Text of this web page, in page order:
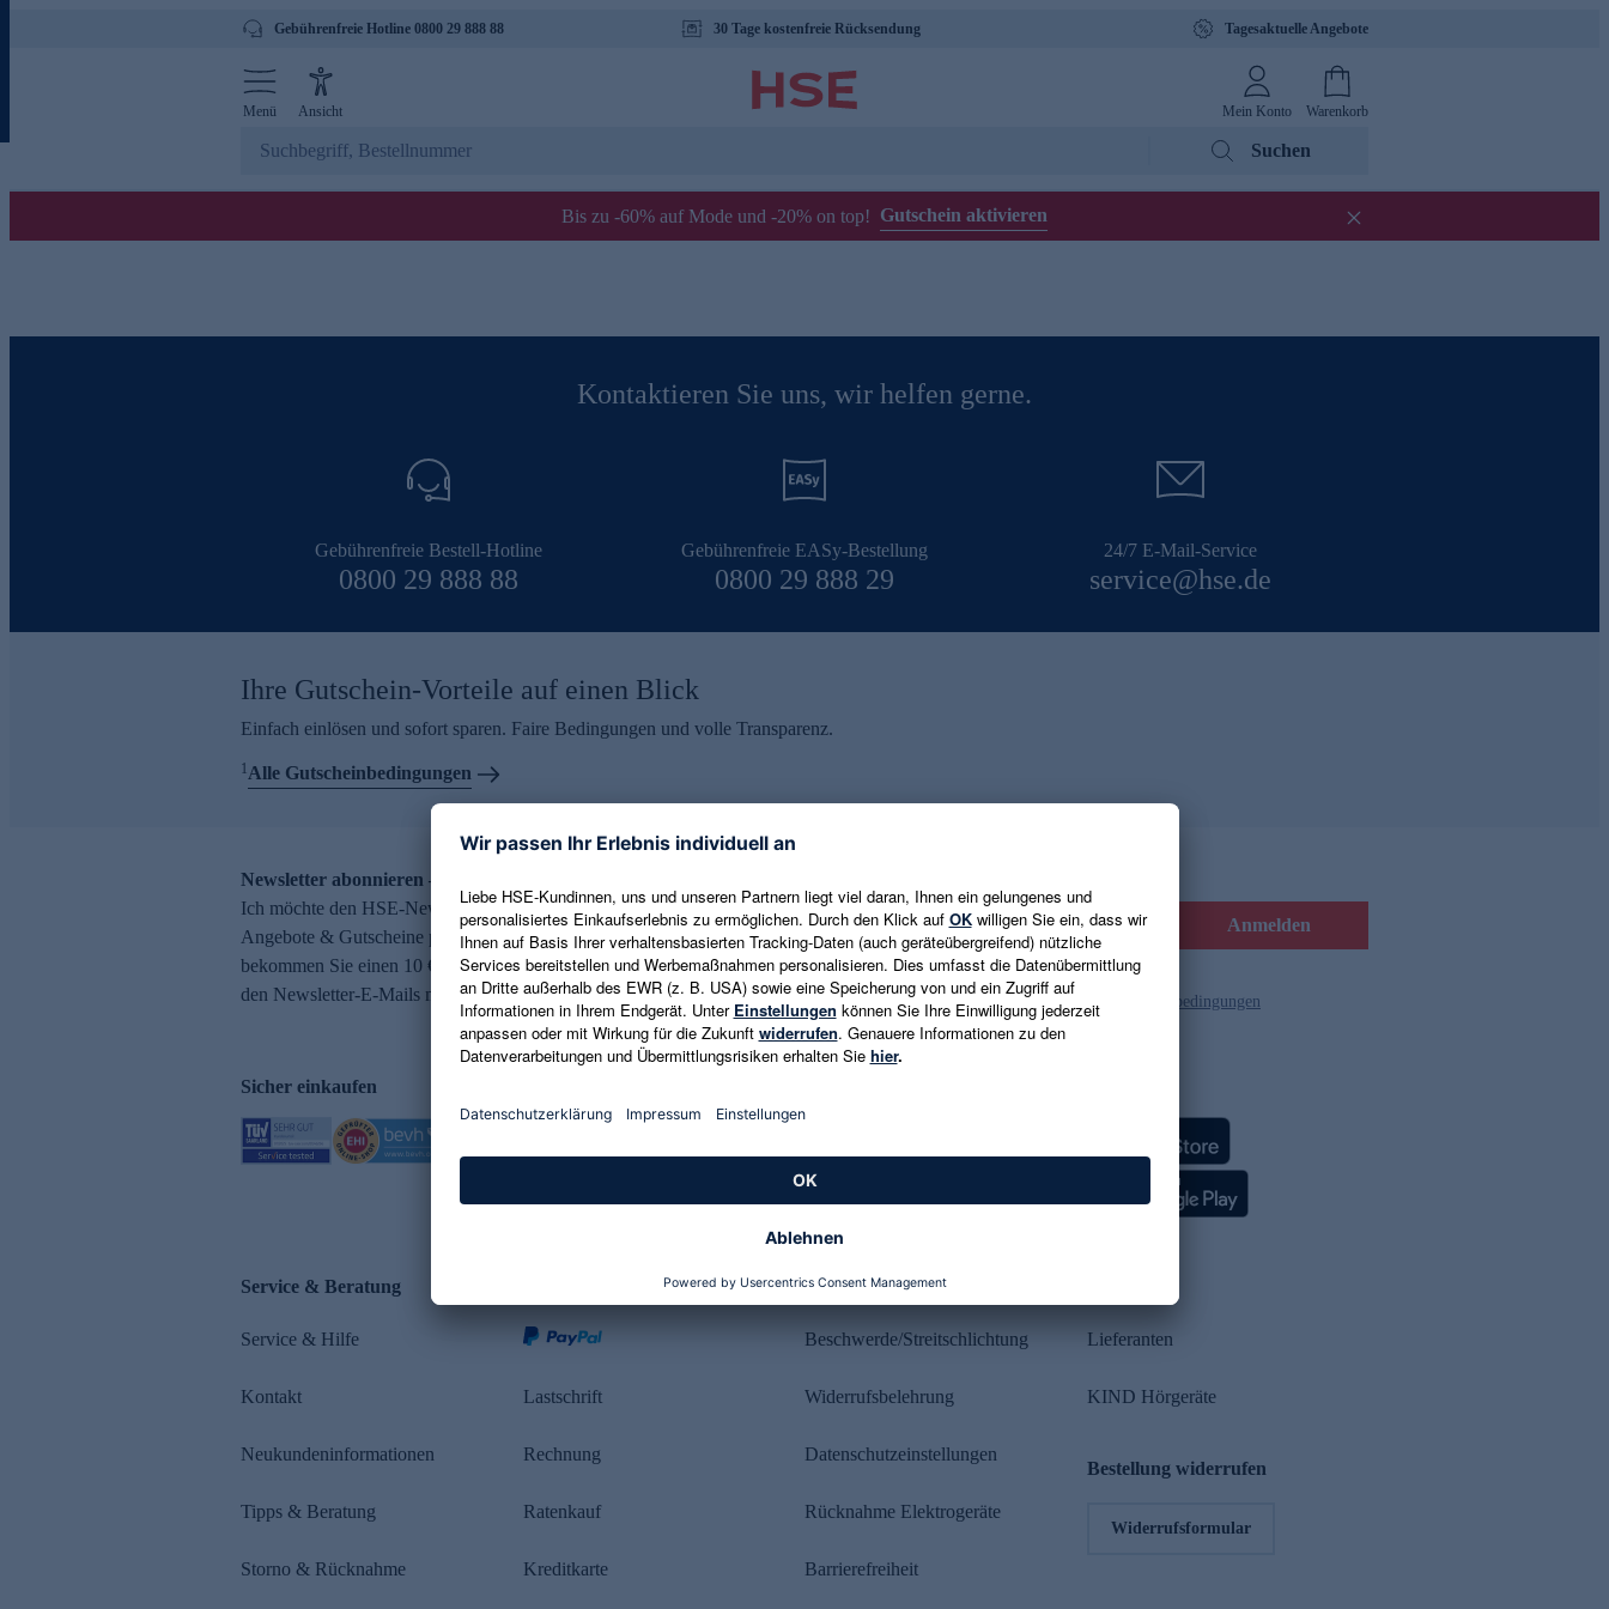
Gebührenfreie Hotline 0800 29 888 88 30 Tage kostenfreie Rücksendung Tagesaktuelle Angebote
Menü Ansicht Mein Konto Warenkorb
Suchen
Bis zu -60% auf Mode und -20% on top! Gutschein aktivieren
Kontaktieren Sie uns, wir helfen gerne.
Gebührenfreie Bestell-Hotline
0800 29 888 88
Gebührenfreie EASy-Bestellung
0800 29 888 29
24/7 E-Mail-Service
service@hse.de
Ihre Gutschein-Vorteile auf einen Blick
Einfach einlösen und sofort sparen. Faire Bedingungen und volle Transparenz.
1Alle Gutscheinbedingungen
Newsletter abonnieren – 10 € Gutschein erhalten
Ich möchte den HSE-Newsletter abonnieren und aktuelle Trends,
Angebote & Gutscheine per E-Mail erhalten. Als Dankeschön
bekommen Sie einen 10 € Gutschein. Eine Abmeldung ist jederzeit in
den Newsletter-E-Mails möglich.
E-Mail-Adresse eingeben Anmelden
Es gelten die Datenschutzrichtlinien und die Gutscheinbedingungen
Sicher einkaufen
Service & Beratung
Service & Hilfe
Kontakt
Neukundeninformationen
Tipps & Beratung
Storno & Rücknahme
Lastschrift
Rechnung
Ratenkauf
Kreditkarte
Rechtliches
Beschwerde/Streitschlichtung
Widerrufsbelehrung
Datenschutzeinstellungen
Rücknahme Elektrogeräte
Barrierefreiheit
Lieferanten
KIND Hörgeräte
Bestellung widerrufen
Widerrufsformular